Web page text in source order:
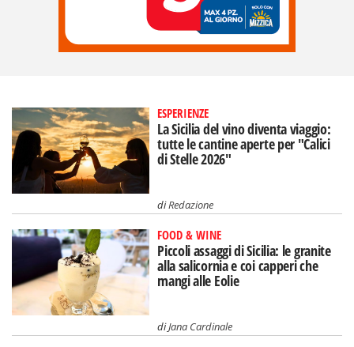
ESPERIENZE
La Sicilia del vino diventa viaggio:
tutte le cantine aperte per "Calici
di Stelle 2026"
diRedazione
FOOD & WINE
Piccoli assaggi di Sicilia: le granite
alla salicornia e coi capperi che
mangi alle Eolie
diJana Cardinale